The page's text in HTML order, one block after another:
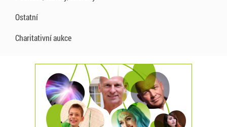
Ostatní
Charitativní aukce